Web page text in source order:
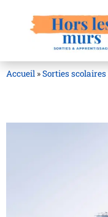
Accueil »Sorties scolaires